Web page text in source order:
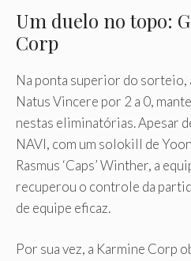
Um duelo no topo:
Corp
Na ponta superior do
Natus Vincere por 2 a 0,
nestas eliminatórias. Apesar
NAVI, com um solokill de
Rasmus ‘Caps’ Winther, a
recuperou o controle da
de equipe eficaz.
Por sua vez, a Karmine Corp